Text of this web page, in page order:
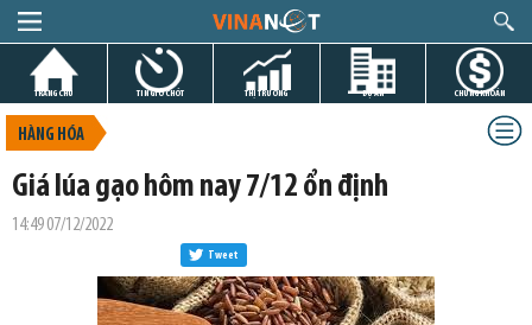
TRANG CHỦ TIN GIỜ CHÓT THỊ TRƯỜNG DỰ ÁN CHỨNG KHOÁN
HÀNG HÓA
Giá lúa gạo hôm nay 7/12 ổn định
14:49 07/12/2022
Tweet